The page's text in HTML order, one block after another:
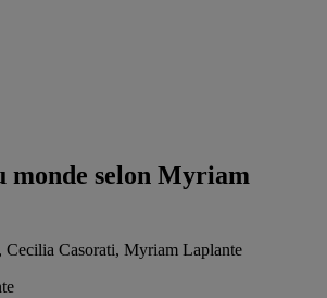
monde selon Myriam
Cecilia Casorati, Myriam Laplante